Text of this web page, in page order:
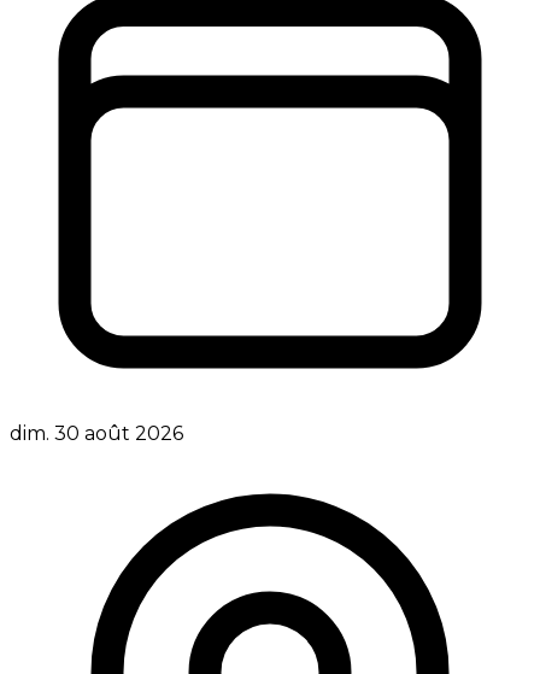
dim. 30 août 2026